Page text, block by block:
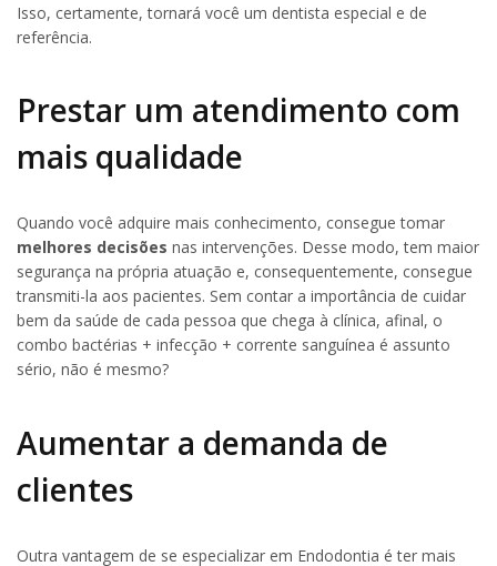
Isso, certamente, tornará você um dentista especial e de
referência.
Prestar um atendimento com
mais qualidade
Quando você adquire mais conhecimento, consegue tomar
melhores decisões nas intervenções. Desse modo, tem maior
segurança na própria atuação e, consequentemente, consegue
transmiti-la aos pacientes. Sem contar a importância de cuidar
bem da saúde de cada pessoa que chega à clínica, afinal, o
combo bactérias + infecção + corrente sanguínea é assunto
sério, não é mesmo?
Aumentar a demanda de
clientes
Outra vantagem de se especializar em Endodontia é ter mais